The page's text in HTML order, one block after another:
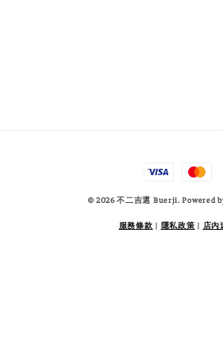
© 2026 不二吉選 Buerji. Powered
服務條款 | 隱私政策 | 店內